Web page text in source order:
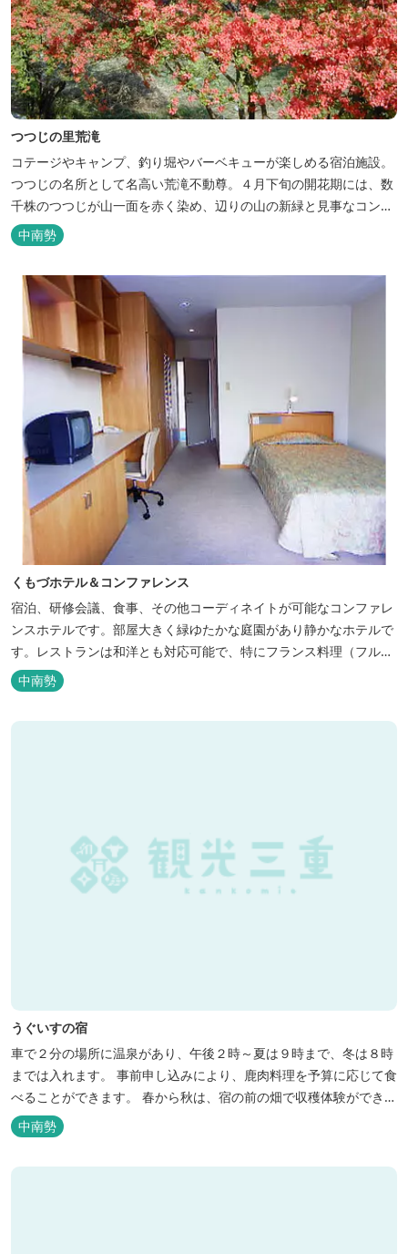
つつじの里荒滝
コテージやキャンプ、釣り堀やバーベキューが楽しめる宿泊施設。
つつじの名所として名高い荒滝不動尊。４月下旬の開花期には、数
千株のつつじが山一面を赤く染め、辺りの山の新緑と見事なコント
ラストを織り成します。 松阪の観光情報は、松阪観光インフォメー
ションサイト ワクワク松阪 ...
中南勢
くもづホテル＆コンファレンス
宿泊、研修会議、食事、その他コーディネイトが可能なコンファレ
ンスホテルです。部屋大きく緑ゆたかな庭園があり静かなホテルで
す。レストランは和洋とも対応可能で、特にフランス料理（フルコ
ース）が人気あり是非ご賞味ください。
中南勢
うぐいすの宿
車で２分の場所に温泉があり、午後２時～夏は９時まで、冬は８時
までは入れます。 事前申し込みにより、鹿肉料理を予算に応じて食
べることができます。 春から秋は、宿の前の畑で収穫体験ができ、
その野菜で夕食もできます。
中南勢